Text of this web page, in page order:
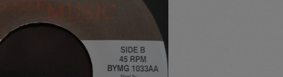
Jumpsuit